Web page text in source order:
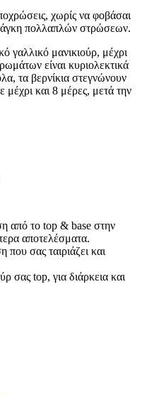
χωρίς να φοβάσαι
πολλαπλών στρώσεων.
γαλλικό μανικιούρ, μέχρι
είναι κυριολεκτικά
τα βερνίκια στεγνώνουν
μέχρι και 8 μέρες, μετά την
από το top & base στην
αποτελέσματα.
σας ταιριάζει και
σας top, για διάρκεια και